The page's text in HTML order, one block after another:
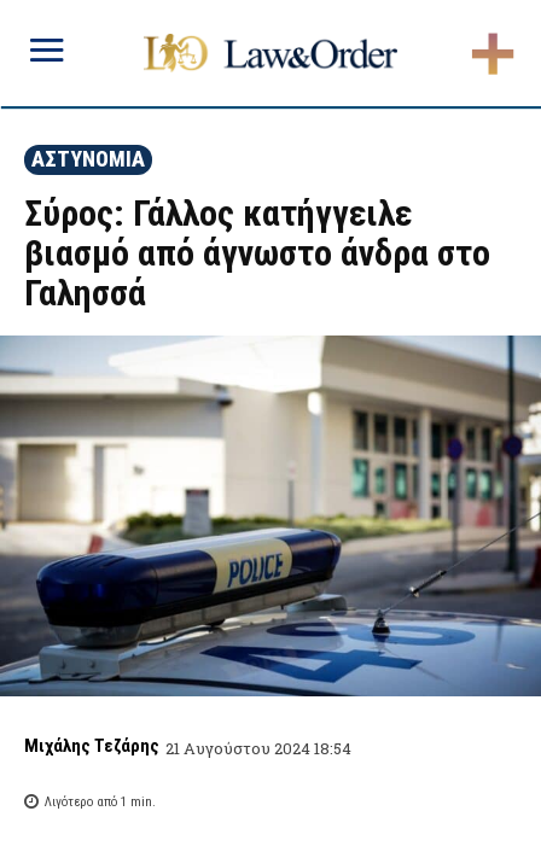
ΑΣΤΥΝΟΜΙΑ
Σύρος: Γάλλος κατήγγειλε
βιασμό από άγνωστο άνδρα στο
Γαλησσά
Μιχάλης Τεζάρης 21 Αυγούστου 2024 18:54
Λιγότερο από 1 min.